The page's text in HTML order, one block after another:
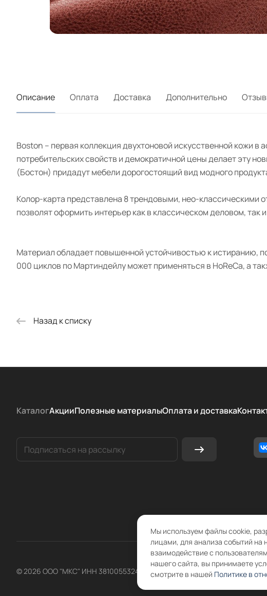
Описание Оплата Доставка Дополнительно
Boston – первая коллекция двухтоновой искусственной кожи
потребительских свойств и демократичной цены делает эту
(Бостон) придадут мебели дорогостоящий вид модного
Колор-карта представлена 8 трендовыми, нео-классическими
позволят оформить интерьер как в классическом деловом, так
Материал обладает повышенной устойчивостью к истиранию,
000 циклов по Мартиндейлу может применяться в HoReCa, а
Назад к списку
КаталогАкцииПолезные материалыОплата и доставка
© 2026 ООО "МКС" ИНН 3810055324 ОГРН 1083810004860
Мы используем файлы cookie,
лицами, для анализа событий на
взаимодействие с
нашего сайта, вы принимаете
смотрите в нашей Политике в